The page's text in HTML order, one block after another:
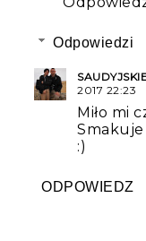
Odpowiedzi
2017 22:23
Miło mi
:)
ODPOWIEDZ